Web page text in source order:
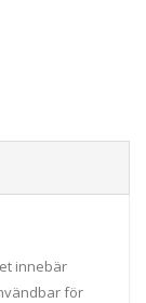
innebär
för